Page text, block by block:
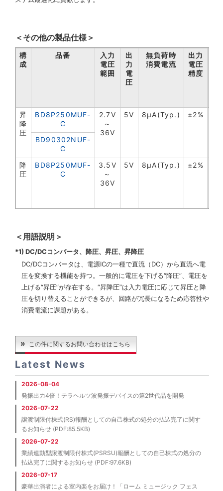
＜その他の製品仕様＞
構
成
品番
入力
電圧
範囲
出
力
電
圧
無負荷時
消費電流
出力
電圧
精度
昇
降
圧
BD8P250MUF-
C
2.7V
～
36V
5V 8µA(Typ.) ±2%
BD90302NUF-
C
降
圧
BD8P250MUF-
C
3.5V
～
36V
5V 8µA(Typ.) ±2%
＜用語説明＞
*1) DC/DCコンバータ、降圧、昇圧、昇降圧
DC/DCコンバータは、電源ICの一種で直流（DC）から直流へ電
圧を変換する機能を持つ。一般的に電圧を下げる“降圧”、電圧を
上げる“昇圧”が存在する。“昇降圧”は入力電圧に応じて昇圧と降
圧を切り替えることができるが、回路が冗長になるため応答性や
消費電流に課題がある。
この件に関するお問い合わせはこちら
Latest News
2026-08-04
発振出力4倍！テラヘルツ波発振デバイスの第2世代品を開発
2026-07-22
譲渡制限付株式(RS)報酬としての自己株式の処分の払込完了に関す
るお知らせ (PDF:85.5KB)
2026-07-22
業績連動型譲渡制限付株式(PSRSU)報酬としての自己株式の処分の
払込完了に関するお知らせ (PDF:97.6KB)
2026-07-17
豪華出演者による室内楽をお届け！「ローム ミュージック フェス